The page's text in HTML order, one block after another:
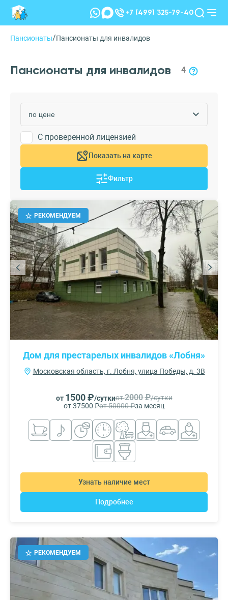
+7 (499) 325-79-40
Пансионаты/Пансионаты для инвалидов
Пансионаты для инвалидов 4
С проверенной лицензией
Показать на карте
Фильтр
РЕКОМЕНДУЕМ
Дом для престарелых инвалидов «Лобня»
Московская область, г. Лобня, улица Победы, д. 3В
от 1500 ₽/суткиот2000 ₽/сутки
от 37500 ₽от 50000 ₽за месяц
Узнать наличие мест
Подробнее
РЕКОМЕНДУЕМ